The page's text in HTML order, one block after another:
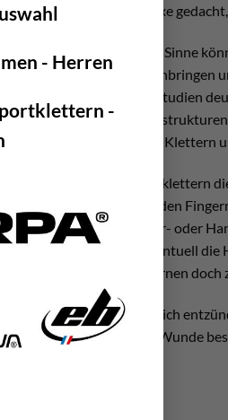
- Herren
-
Prophylaxe
In diesem Sinne
Fingern anbringen
Manche Studien
Ringbandstrukturen
schweren Klettern
Beim Rissklettern
Haut auf den
viel Finger- oder
vorab eventuell die
das Entfernen doch
sich das Gewebe herrlich
An der Luft heilt die Wunde